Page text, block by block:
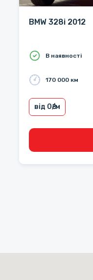
BMW 328i 2012
В наявності
170 000 км
від 0₴/м